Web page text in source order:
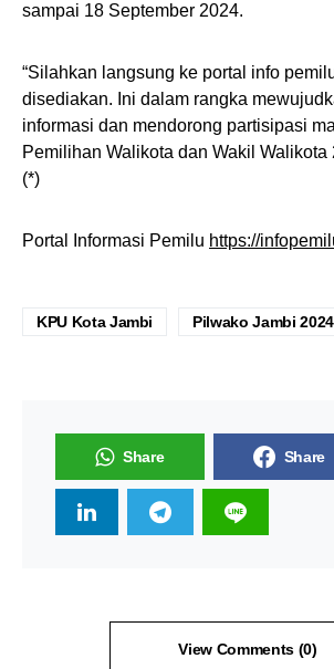
sampai 18 September 2024.
“Silahkan langsung ke portal info
disediakan. Ini dalam rangka
informasi dan mendorong partisipasi
Pemilihan Walikota dan Wakil Walikota
(*)
Portal Informasi Pemilu https://
KPU Kota Jambi Pilwako Jambi 2024
Share Share
View Comments (0)